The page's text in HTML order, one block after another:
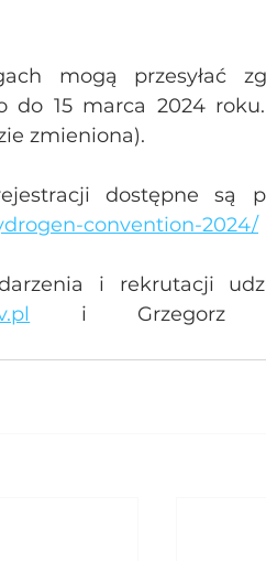
mogą przesyłać
do 15 marca 2024
zmieniona).
convention-2024/
i rekrutacji